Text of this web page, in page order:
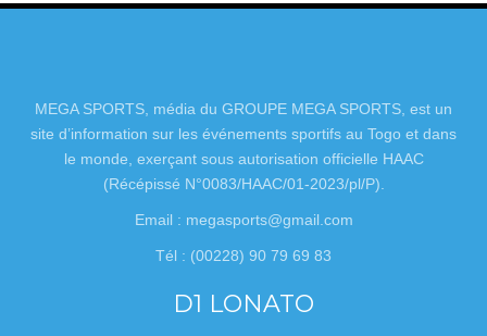
MEGA SPORTS, média du GROUPE MEGA SPORTS, est un
site d’information sur les événements sportifs au Togo et dans
le monde, exerçant sous autorisation officielle HAAC
(Récépissé N°0083/HAAC/01-2023/pl/P).
Email : megasports@gmail.com
Tél : (00228) 90 79 69 83
D1 LONATO